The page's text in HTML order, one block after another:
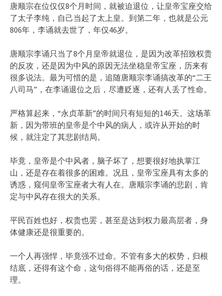
唐顺宗在位仅仅8个月时间，就被迫退位，让皇帝宝座交给
了太子李纯，自己当起了太上皇。到第二年，也就是公元
806年，李诵就去世了，年仅46岁。
唐顺宗李诵只当了8个月皇帝就退位，是因为改革招致权贵
的反攻，还是因为中风的原因无法坐稳皇帝宝座，历来有
很多说法。最为可惜的是，追随唐顺宗李诵搞改革的“二王
八司马”，在李诵退位之后，尽遭贬逐，还有人丢了性命。
严格算起来，“永贞革新”的时间只有短短的146天。这场革
新，因为带班的皇帝是个中风的病人，或许从开始的时
候，就注定了其悲剧结局。
毕竟，皇帝是个中风者，脑子坏了，想要很好地执掌江
山，还是存在着很多的困难。况且，皇帝宝座具有太多的
诱惑，窥伺皇帝宝座者大有人在。唐顺宗李诵的悲剧，肯
定与中风存在很大的关系。
平民百姓也好，权贵也罢，甚至是达到权力最高层者，身
体健康还是很重要的。
一个人再强悍，毕竟强不过命。不管有多大的权势，归根
结底，还得有这个命，这句俗得不能再俗的话，还是至
理。